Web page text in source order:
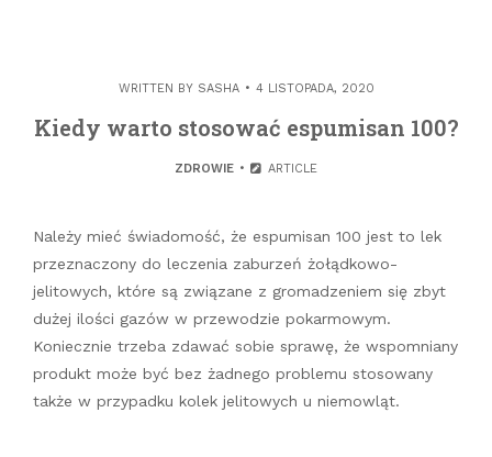
WRITTEN BY SASHA 4 LISTOPADA, 2020
Kiedy warto stosować espumisan 100?
ZDROWIE ARTICLE
Należy mieć świadomość, że espumisan 100 jest to lek
przeznaczony do leczenia zaburzeń żołądkowo-
jelitowych, które są związane z gromadzeniem się zbyt
dużej ilości gazów w przewodzie pokarmowym.
Koniecznie trzeba zdawać sobie sprawę, że wspomniany
produkt może być bez żadnego problemu stosowany
także w przypadku kolek jelitowych u niemowląt.